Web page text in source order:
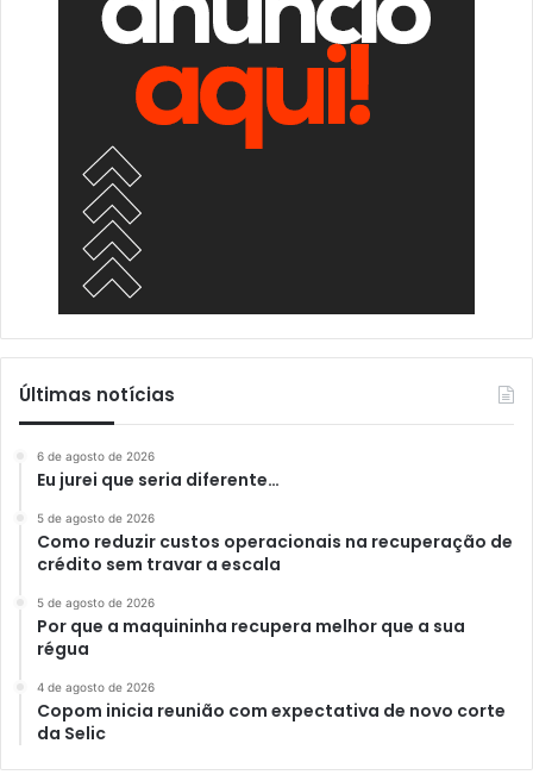
Últimas notícias
6 de agosto de 2026
Eu jurei que seria diferente…
5 de agosto de 2026
Como reduzir custos operacionais na recuperação de
crédito sem travar a escala
5 de agosto de 2026
Por que a maquininha recupera melhor que a sua
régua
4 de agosto de 2026
Copom inicia reunião com expectativa de novo corte
da Selic